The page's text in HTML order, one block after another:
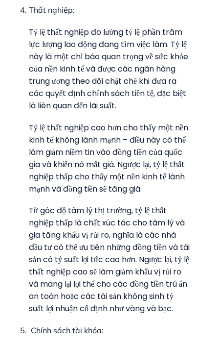
Thất nghiệp:
Tỷ lệ thất nghiệp đo lường tỷ lệ phần trăm
lực lượng lao động đang tìm việc làm. Tỷ lệ
này là một chỉ báo quan trọng về sức khỏe
của nền kinh tế và được các ngân hàng
trung ương theo dõi chặt chẽ khi đưa ra
các quyết định chính sách tiền tệ, đặc biệt
là liên quan đến lãi suất.
Tỷ lệ thất nghiệp cao hơn cho thấy một nền
kinh tế không lành mạnh – điều này có thể
làm giảm niềm tin vào đồng tiền của quốc
gia và khiến nó mất giá. Ngược lại, tỷ lệ thất
nghiệp thấp cho thấy một nền kinh tế lành
mạnh và đồng tiền sẽ tăng giá.
Từ góc độ tâm lý thị trường, tỷ lệ thất
nghiệp thấp là chất xúc tác cho tâm lý và
gia tăng khẩu vị rủi ro, nghĩa là các nhà
đầu tư có thể ưu tiên những đồng tiền và tài
sản có tỷ suất lợi tức cao hơn. Ngược lại, tỷ lệ
thất nghiệp cao sẽ làm giảm khẩu vị rủi ro
và mang lại lợi thế cho các đồng tiền trú ẩn
an toàn hoặc các tài sản không sinh tỷ
suất lợi nhuận cố định như vàng và bạc.
Chính sách tài khóa: